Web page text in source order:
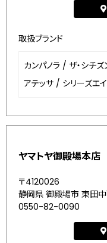
取扱ブランド
カンパノラ / ザ・シチズ
アテッサ / シリーズエ
ヤマトヤ御殿場本店
〒4120026
静岡県 御殿場市 東田
0550-82-0090